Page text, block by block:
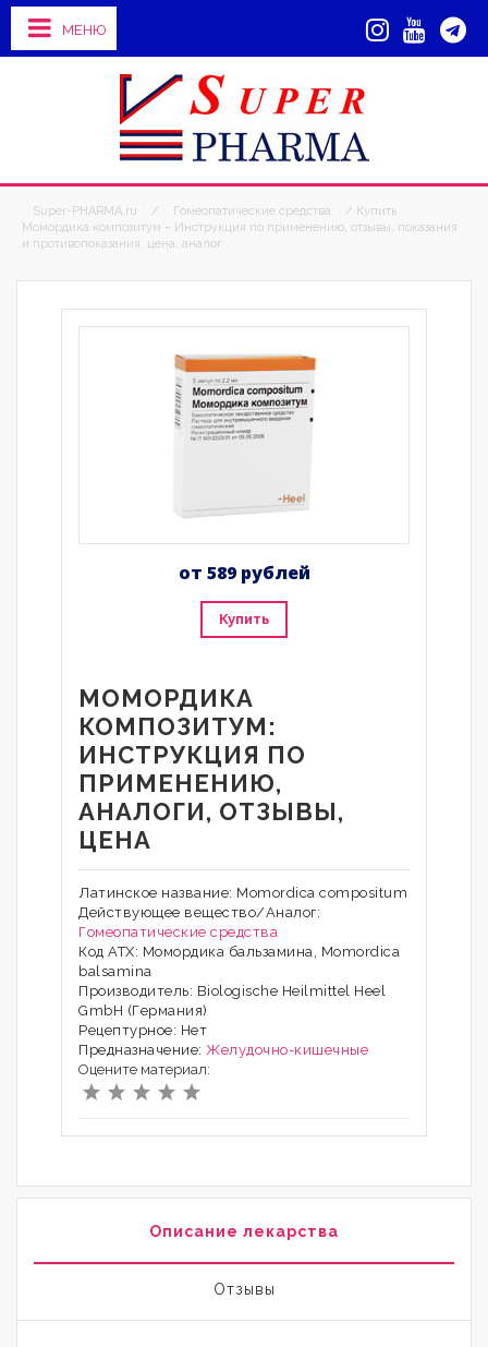
МЕНЮ
Super-PHARMA.ru / Гомеопатические средства
/ Купить
Момордика композитум – Инструкция по применению, отзывы, показания
и противопоказания, цена, аналог
от 589 рублей
Купить
МОМОРДИКА
КОМПОЗИТУМ:
ИНСТРУКЦИЯ ПО
ПРИМЕНЕНИЮ,
АНАЛОГИ, ОТЗЫВЫ,
ЦЕНА
Латинское название: Momordica compositum
Действующее вещество/Аналог:
Гомеопатические средства
Код АТХ: Момордика бальзамина, Momordica
balsamina
Производитель: Biologische Heilmittel Heel
GmbH (Германия)
Рецептурное: Нет
Предназначение: Желудочно-кишечные
Оцените материал:
Описание лекарства
Отзывы